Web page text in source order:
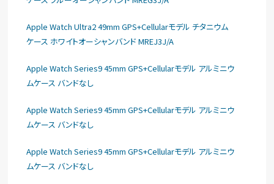
Apple Watch Ultra2 49mm GPS+Cellularモデル チタニウム
ケース ホワイトオーシャンバンド MREJ3J/A
Apple Watch Series9 45mm GPS+Cellularモデル アルミニウ
ムケース バンドなし
Apple Watch Series9 45mm GPS+Cellularモデル アルミニウ
ムケース バンドなし
Apple Watch Series9 45mm GPS+Cellularモデル アルミニウ
ムケース バンドなし